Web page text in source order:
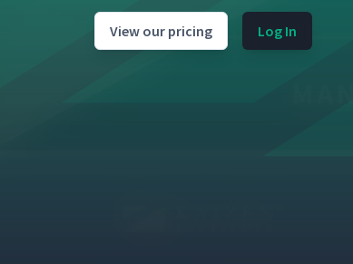
View our pricing Log In